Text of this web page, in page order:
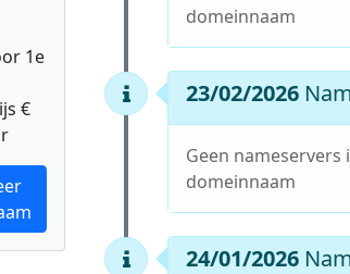
1e
€
domeinnaam
23/02/2026
Geen
domeinnaam
24/01/2026